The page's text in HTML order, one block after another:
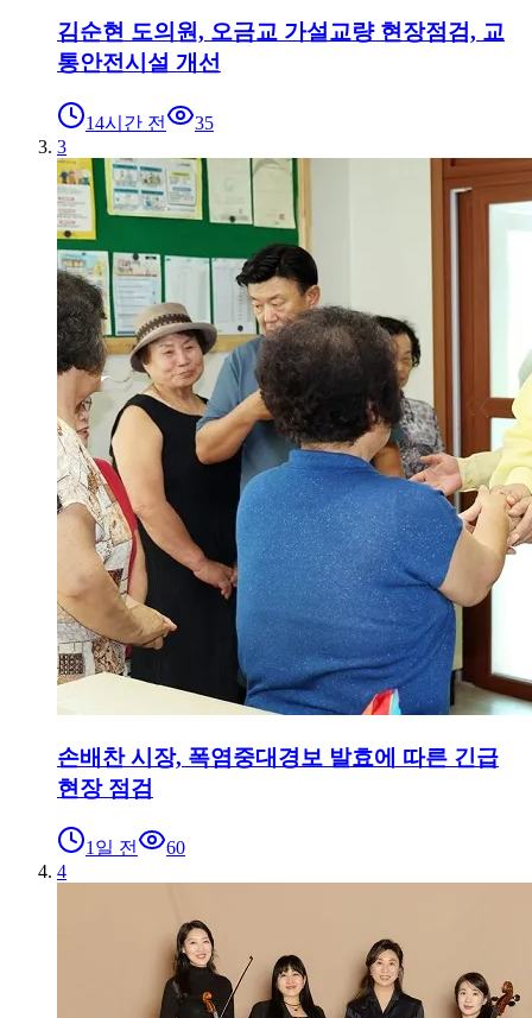
김순현 도의원, 오금교 가설교량 현장점검, 교
통안전시설 개선
14시간 전
35
3
손배찬 시장, 폭염중대경보 발효에 따른 긴급
현장 점검
1일 전
60
4